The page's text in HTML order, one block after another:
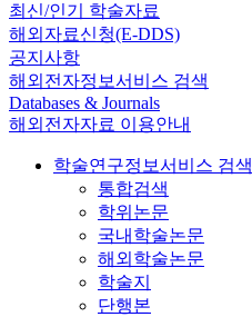
최신/인기 학술자료
해외자료신청(E-DDS)
공지사항
해외전자정보서비스 검색
Databases & Journals
해외전자자료 이용안내
학술연구정보서비스 검색
통합검색
학위논문
국내학술논문
해외학술논문
학술지
단행본